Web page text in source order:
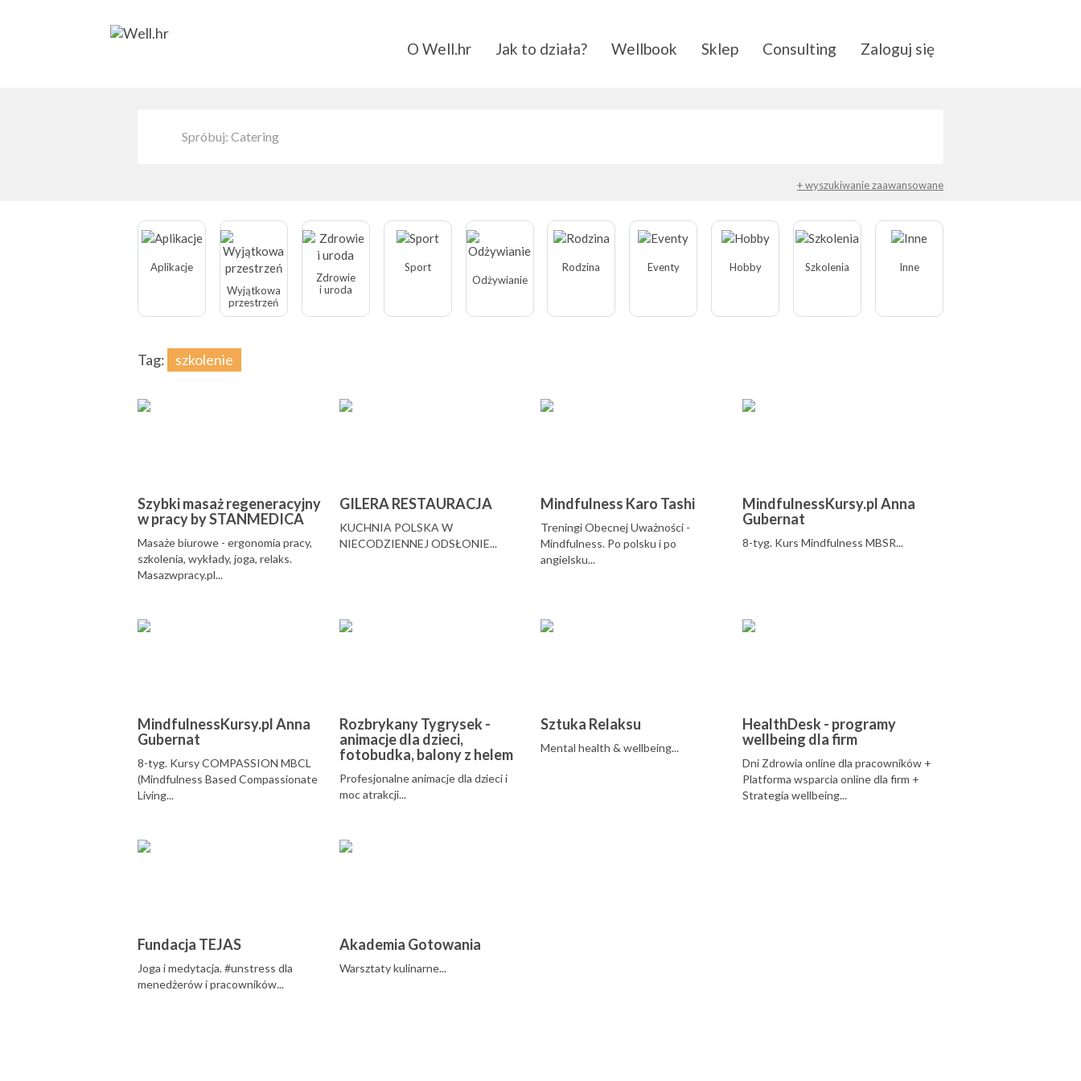
O Well.hr Jak to działa? Wellbook Sklep Consulting Zaloguj się
+ wyszukiwanie zaawansowane
Aplikacje
Wyjątkowa
przestrzeń
Zdrowie
i uroda
Sport
Odżywianie
Rodzina Eventy Hobby Szkolenia Inne
Tag: szkolenie
Szybki masaż regeneracyjny
w pracy by STANMEDICA
Masaże biurowe - ergonomia pracy,
szkolenia, wykłady, joga, relaks.
Masazwpracy.pl...
GILERA RESTAURACJA
KUCHNIA POLSKA W
NIECODZIENNEJ ODSŁONIE...
Mindfulness Karo Tashi
Treningi Obecnej Uważności -
Mindfulness. Po polsku i po
angielsku...
MindfulnessKursy.pl Anna
Gubernat
8-tyg. Kurs Mindfulness MBSR...
MindfulnessKursy.pl Anna
Gubernat
8-tyg. Kursy COMPASSION MBCL
(Mindfulness Based Compassionate
Living...
Rozbrykany Tygrysek -
animacje dla dzieci,
fotobudka, balony z helem
Profesjonalne animacje dla dzieci i
moc atrakcji...
Sztuka Relaksu
Mental health & wellbeing...
HealthDesk - programy
wellbeing dla firm
Dni Zdrowia online dla pracowników +
Platforma wsparcia online dla firm +
Strategia wellbeing...
Fundacja TEJAS
Joga i medytacja. #unstress dla
menedżerów i pracowników...
Akademia Gotowania
Warsztaty kulinarne...